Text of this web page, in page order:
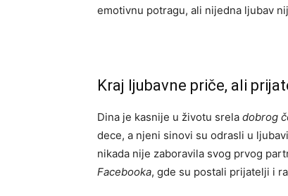
emotivnu potragu, ali nijedna ljubav
Kraj ljubavne priče, ali
Dina je kasnije u životu srela dobrog
dece, a njeni sinovi su odrasli u
nikada nije zaboravila svog prvog
Facebooka, gde su postali prijatelji i